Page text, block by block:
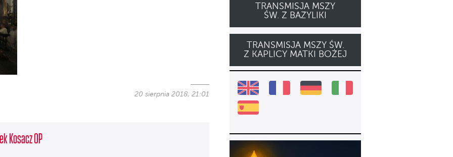
20 sierpnia 2018, 21:01
Kosacz OP
TRANSMISJA MSZY
ŚW. Z BAZYLIKI
TRANSMISJA MSZY ŚW.
Z KAPLICY MATKI BOŻEJ